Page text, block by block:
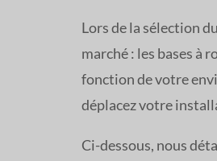
Lors de la sélection du
marché : les bases à
fonction de votre
déplacez votre
Ci-dessous, nous